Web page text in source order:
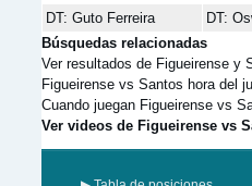
DT: Guto Ferreira
DT:
Búsquedas relacionadas
Ver resultados de Figueirense y
Figueirense vs Santos hora del
Cuando juegan Figueirense vs
Ver videos de Figueirense vs